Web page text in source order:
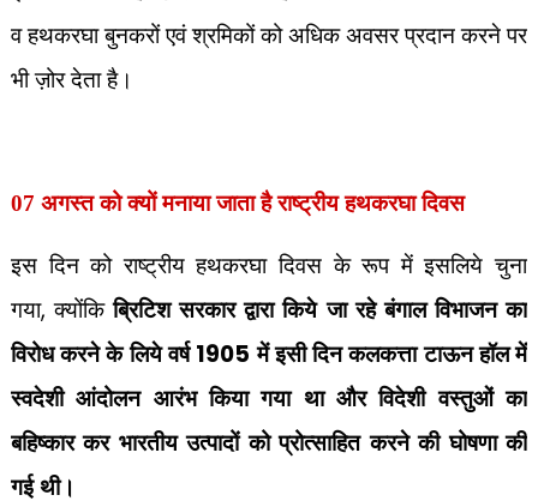
व हथकरघा बुनकरों एवं श्रमिकों को अधिक अवसर प्रदान करने पर
भी ज़ोर देता है।
07 अगस्त को क्यों मनाया जाता है राष्‍ट्रीय हथकरघा दिवस
इस दिन को राष्ट्रीय हथकरघा दिवस के रूप में इसलिये चुना
गया,क्योंकिब्रिटिश सरकार द्वारा किये जा रहे बंगाल विभाजन का
विरोध करने के लिये वर्ष 1905 में इसी दिन कलकत्ता टाऊन हॉल में
स्वदेशी आंदोलन आरंभ किया गया था और विदेशी वस्तुओं का
बहिष्कार कर भारतीय उत्पादों को प्रोत्साहित करने की घोषणा की
गई थी।